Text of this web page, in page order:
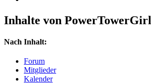
Inhalte von PowerTowerGirl
Nach Inhalt:
Forum
Mitglieder
Kalender